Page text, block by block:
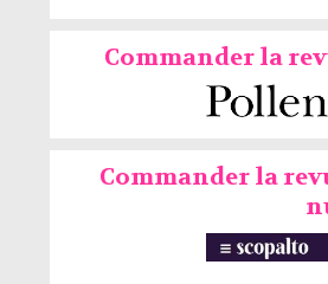
Commander la
Commander la